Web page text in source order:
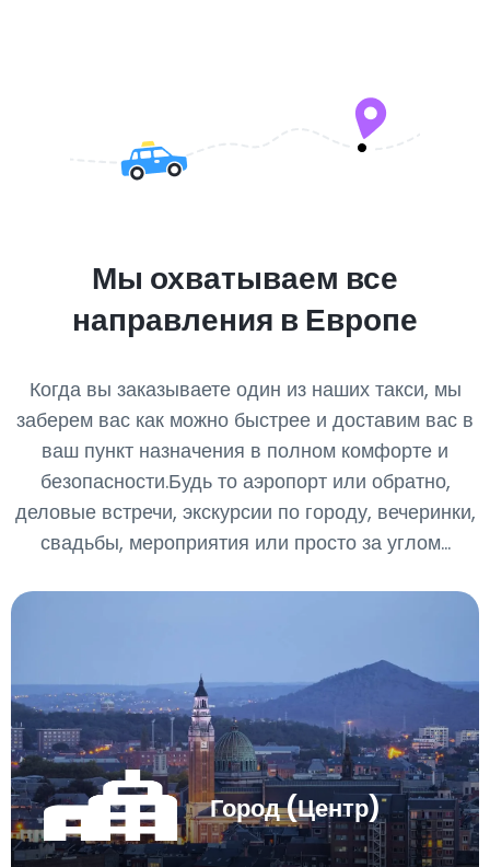
Мы охватываем все
направления в Европе
Когда вы заказываете один из наших такси, мы
заберем вас как можно быстрее и доставим вас в
ваш пункт назначения в полном комфорте и
безопасности.Будь то аэропорт или обратно,
деловые встречи, экскурсии по городу, вечеринки,
свадьбы, мероприятия или просто за углом...
Город (Центр)